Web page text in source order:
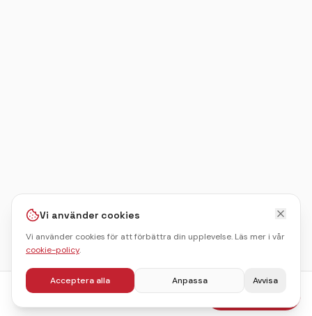
fr.790kr/pers Boka julbord
Vi använder cookies
Vi använder cookies för att förbättra din upplevelse. Läs mer i vår
cookie-policy.
Acceptera alla Anpassa Avvisa